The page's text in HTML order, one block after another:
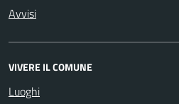
Avvisi
VIVERE IL COMUNE
Luoghi